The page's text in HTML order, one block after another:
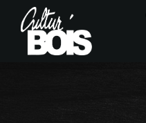
contenu
principal